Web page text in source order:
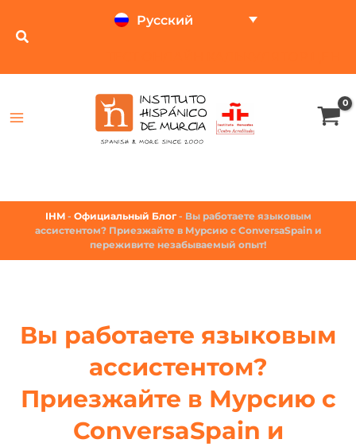
Русский
IHM - Официальный Блог - Вы работаете языковым
ассистентом? Приезжайте в Мурсию с ConversaSpain и
переживите незабываемый опыт!
Вы работаете языковым
ассистентом?
Приезжайте в Мурсию с
ConversaSpain и